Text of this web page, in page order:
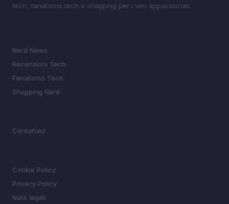
tech, fanatismo tech e shopping per i veri appassionati.
Nerd News
Recensioni Tech
Fanatismo Tech
Shopping Nerd
Contattaci
Cookie Policy
Privacy Policy
Note legali